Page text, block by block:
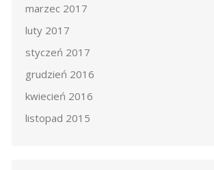
marzec 2017
luty 2017
styczeń 2017
grudzień 2016
kwiecień 2016
listopad 2015